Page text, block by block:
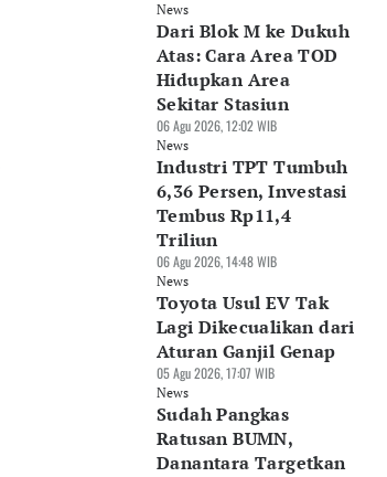
News
Dari Blok M ke Dukuh
Atas: Cara Area TOD
Hidupkan Area
Sekitar Stasiun
06 Agu 2026, 12:02 WIB
News
Industri TPT Tumbuh
6,36 Persen, Investasi
Tembus Rp11,4
Triliun
06 Agu 2026, 14:48 WIB
News
Toyota Usul EV Tak
Lagi Dikecualikan dari
Aturan Ganjil Genap
05 Agu 2026, 17:07 WIB
News
Sudah Pangkas
Ratusan BUMN,
Danantara Targetkan